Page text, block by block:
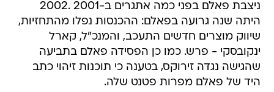
ניצבת פאלם בפני כמה אתגרים ב-2001 .2002
היתה שנה גרועה בפאלם: ההכנסות נפלו מהתחזיות,
שיווק מוצרים חדשים התעכב, והמנכ"ל, קארל
ינקובסקי - פרש. כמו כן הפסידה פאלם בתביעה
שהגישה נגדה זירוקס, בטענה כי תוכנות זיהוי כתב
היד של פאלם מפרות פטנט שלה.